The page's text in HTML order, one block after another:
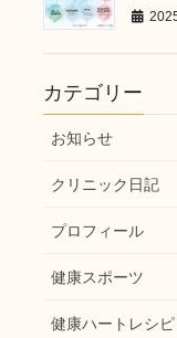
カテゴリー
お知らせ
クリニック日記
プロフィール
健康スポーツ
健康ハートレシピ